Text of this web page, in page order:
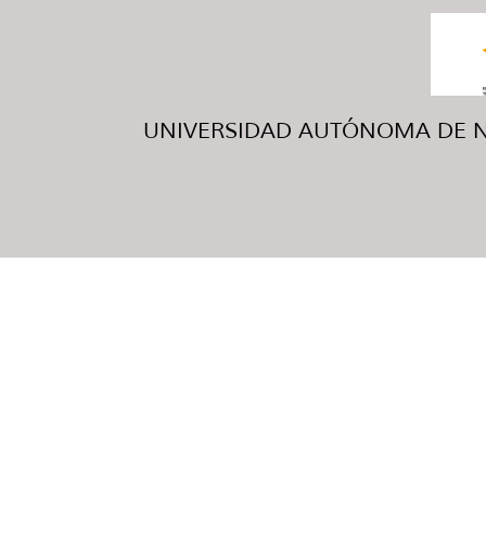
UNIVERSIDAD AUTÓNOMA DE